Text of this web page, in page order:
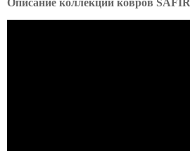
Описание коллекции ковров SAFIR